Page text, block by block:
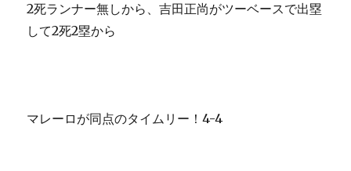
2死ランナー無しから、吉田正尚がツーベースで出塁
して2死2塁から
マレーロが同点のタイムリー！4-4